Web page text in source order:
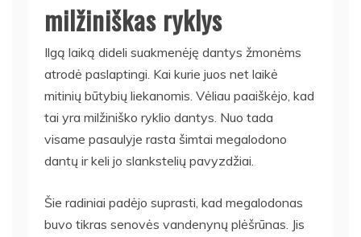
milžiniškas ryklys
Ilgą laiką dideli suakmenėję dantys žmonėms
atrodė paslaptingi. Kai kurie juos net laikė
mitinių būtybių liekanomis. Vėliau paaiškėjo, kad
tai yra milžiniško ryklio dantys. Nuo tada
visame pasaulyje rasta šimtai megalodono
dantų ir keli jo slankstelių pavyzdžiai.
Šie radiniai padėjo suprasti, kad megalodonas
buvo tikras senovės vandenynų plėšrūnas. Jis